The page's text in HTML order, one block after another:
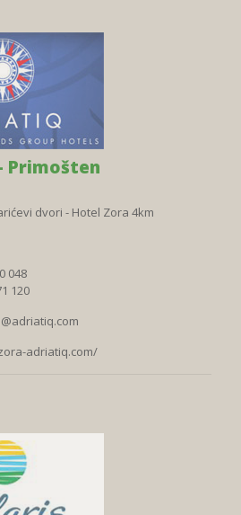
Primošten
dvori - Hotel Zora 4km
048
120
adriatiq.com/